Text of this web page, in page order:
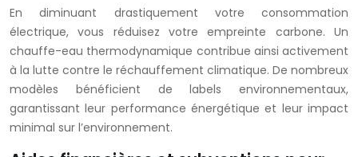
En diminuant drastiquement votre consommation
électrique, vous réduisez votre empreinte carbone. Un
chauffe-eau thermodynamique contribue ainsi activement
à la lutte contre le réchauffement climatique. De nombreux
modèles bénéficient de labels environnementaux,
garantissant leur performance énergétique et leur impact
minimal sur l’environnement.